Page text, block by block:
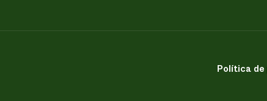
Política